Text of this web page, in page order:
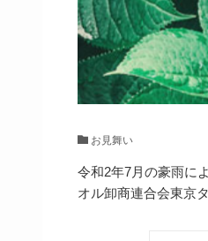
お見舞い
令和2年7月の豪雨に
オル卸商連合会東京